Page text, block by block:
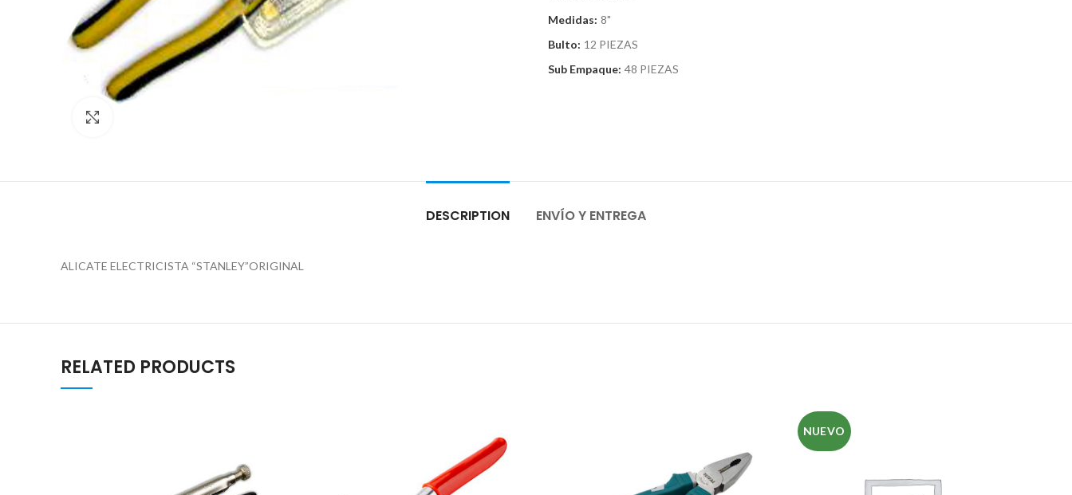
Medidas: 8"
Bulto: 12 PIEZAS
Sub Empaque: 48 PIEZAS
DESCRIPTION ENVÍO Y ENTREGA
ALICATE ELECTRICISTA “STANLEY”ORIGINAL
RELATED PRODUCTS
NUEVO